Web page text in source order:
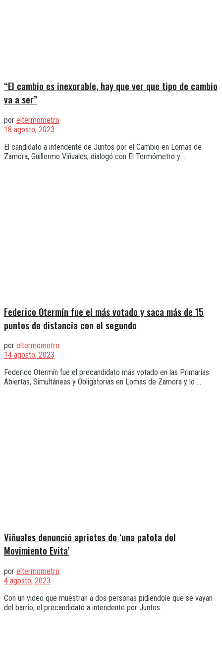
“El cambio es inexorable, hay que ver que tipo de cambio
va a ser”
por eltermometro
18 agosto, 2023
El candidato a intendente de Juntos por el Cambio en Lomas de
Zamora, Guillermo Viñuales, dialogó con El Termómetro y ...
Federico Otermín fue el más votado y saca más de 15
puntos de distancia con el segundo
por eltermometro
14 agosto, 2023
Federico Otermín fue el precandidato más votado en las Primarias
Abiertas, Simultáneas y Obligatorias en Lomas de Zamora y lo ...
Viñuales denunció aprietes de ‘una patota del
Movimiento Evita’
por eltermometro
4 agosto, 2023
Con un video que muestran a dos personas pidiendole que se vayan
del barrio, el precandidato a intendente por Juntos ...